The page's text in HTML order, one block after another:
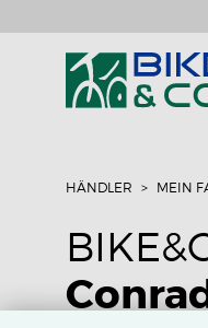
HÄNDLER MEIN